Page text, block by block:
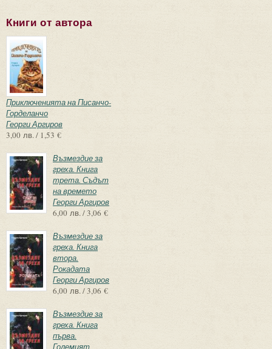
Книги от автора
Приключенията на Писанчо-
Горделанчо
Георги Аргиров
3,00 лв. / 1,53 €
Възмездие за
греха. Книга
трета. Съдът
на времето
Георги Аргиров
6,00 лв. / 3,06 €
Възмездие за
греха. Книга
втора.
Рокадата
Георги Аргиров
6,00 лв. / 3,06 €
Възмездие за
греха. Книга
първа.
Големият